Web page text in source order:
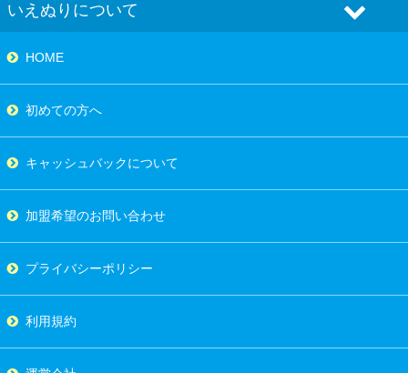
いえぬりについて
HOME
初めての方へ
キャッシュバックについて
加盟希望のお問い合わせ
プライバシーポリシー
利用規約